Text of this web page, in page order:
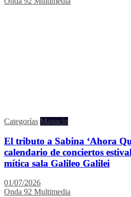
Categorías Magacín
El tributo a Sabina ‘Ahora
calendario de conciertos
mítica sala Galileo Galilei
01/07/2026
Onda 92 Multimedia